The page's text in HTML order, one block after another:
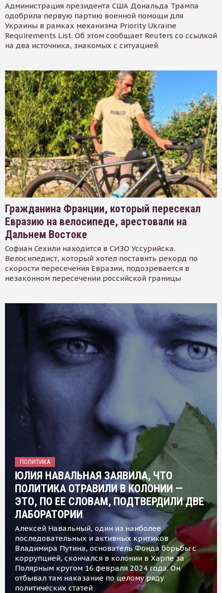
Администрация президента США Дональда Трампа
одобрила первую партию военной помощи для
Украины в рамках механизма Priority Ukraine
Requirements List. Об этом сообщает Reuters со ссылкой
на два источника, знакомых с ситуацией
Гражданина Франции, который пересекал
Евразию на велосипеде, арестовали на
Дальнем Востоке
Софиан Сехили находится в СИЗО Уссурийска.
Велосипедист, который хотел поставить рекорд по
скорости пересечения Евразии, подозревается в
незаконном пересечении российской границы
ПОЛИТИКА
ЮЛИЯ НАВАЛЬНАЯ ЗАЯВИЛА, ЧТО
ПОЛИТИКА ОТРАВИЛИ В КОЛОНИИ —
ЭТО, ПО ЕЕ СЛОВАМ, ПОДТВЕРДИЛИ ДВЕ
ЛАБОРАТОРИИ
Алексей Навальный, один из наиболее
последовательных и активных критиков
Владимира Путина, основатель Фонда борьбы с
коррупцией, скончался в колонии в Харпе за
Полярным кругом 16 февраля 2024 года. Он
отбывал там наказание по целому ряду
политических статей